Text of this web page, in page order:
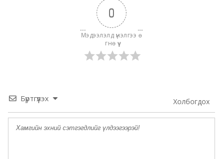
0
Мэдээлэлд үнэлгээ ө
гнө үү
Бүртгүүлэх Холбогдох